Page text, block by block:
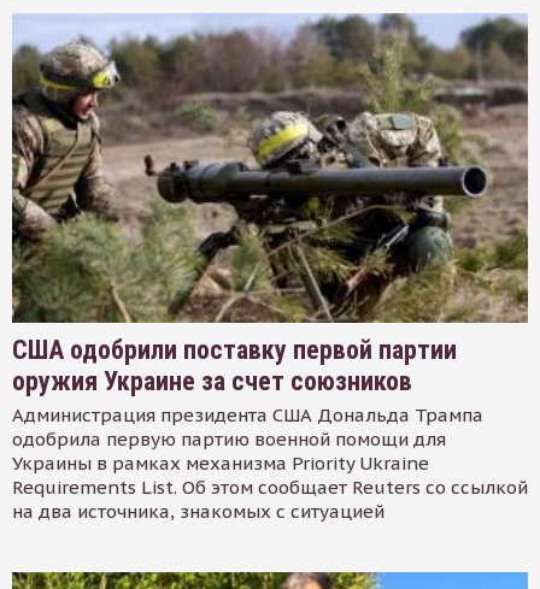
США одобрили поставку первой партии
оружия Украине за счет союзников
Администрация президента США Дональда Трампа
одобрила первую партию военной помощи для
Украины в рамках механизма Priority Ukraine
Requirements List. Об этом сообщает Reuters со ссылкой
на два источника, знакомых с ситуацией